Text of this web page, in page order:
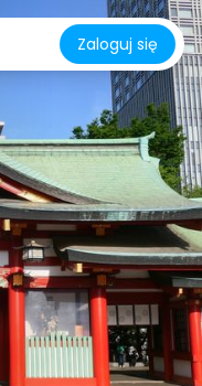
Zaloguj się